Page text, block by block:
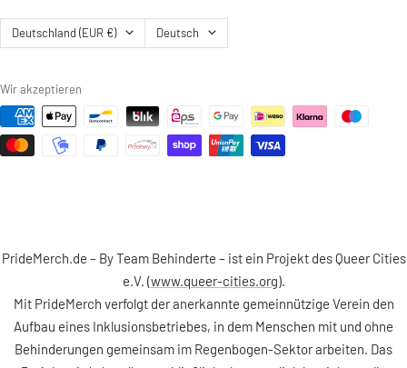
Land/Region
Deutschland (EUR €) Sprache
Deutsch
Wir akzeptieren
PrideMerch.de – By Team Behinderte – ist ein Projekt des Queer Cities
e.V. (www.queer-cities.org).
Mit PrideMerch verfolgt der anerkannte gemeinnützige Verein den
Aufbau eines Inklusionsbetriebes, in dem Menschen mit und ohne
Behinderungen gemeinsam im Regenbogen-Sektor arbeiten. Das